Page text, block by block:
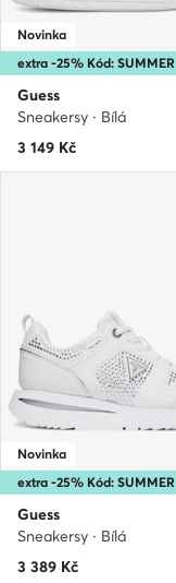
extra -25% Kód: SUMMER
Novinka
Guess
Sneakersy · Bílá
3 149 Kč
extra -25% Kód: SUMMER
Novinka
Guess
Sneakersy · Bílá
3 389 Kč